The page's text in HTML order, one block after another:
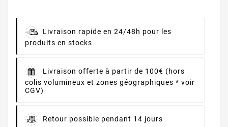
Livraison rapide en 24/48h pour les
produits en stocks
Livraison offerte à partir de 100€ (hors
colis volumineux et zones géographiques * voir
CGV)
Retour possible pendant 14 jours